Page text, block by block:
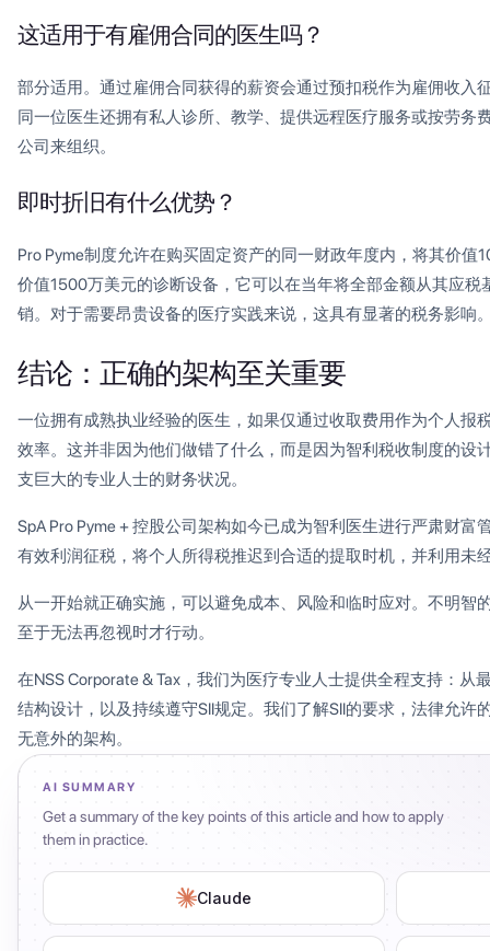
这适用于有雇佣合同的医生吗？
部分适用。通过雇佣合同获得的薪资会通过预扣税作为雇佣收入
同一位医生还拥有私人诊所、教学、提供远程医疗服务或按劳务
公司来组织。
即时折旧有什么优势？
Pro Pyme制度允许在购买固定资产的同一财政年度内，将其价值
价值1500万美元的诊断设备，它可以在当年将全部金额从其应
销。对于需要昂贵设备的医疗实践来说，这具有显著的税务影响
结论：正确的架构至关重要
一位拥有成熟执业经验的医生，如果仅通过收取费用作为个人报
效率。这并非因为他们做错了什么，而是因为智利税收制度的设
支巨大的专业人士的财务状况。
SpA Pro Pyme + 控股公司架构如今已成为智利医生进行严肃财
有效利润征税，将个人所得税推迟到合适的提取时机，并利用未
从一开始就正确实施，可以避免成本、风险和临时应对。不明智
至于无法再忽视时才行动。
在NSS Corporate & Tax，我们为医疗专业人士提供全程支持：从
结构设计，以及持续遵守SII规定。我们了解SII的要求，法律允许
无意外的架构。
AI SUMMARY
Get a summary of the key points of this article and how to apply
them in practice.
Claude